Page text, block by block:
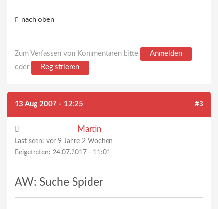
nach oben
Zum Verfassen von Kommentaren bitte
Anmelden
oder
Registrieren .
13 Aug 2007 - 12:25 #3
Martin
Last seen: vor 9 Jahre 2 Wochen
Beigetreten: 24.07.2017 - 11:01
AW: Suche Spider